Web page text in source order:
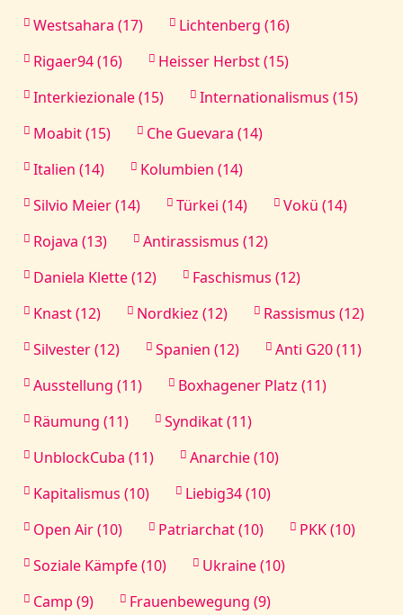
Westsahara (17)
Lichtenberg (16)
Rigaer94 (16)
Heisser Herbst (15)
Interkiezionale (15)
Internationalismus (15)
Moabit (15)
Che Guevara (14)
Italien (14)
Kolumbien (14)
Silvio Meier (14)
Türkei (14)
Vokü (14)
Rojava (13)
Antirassismus (12)
Daniela Klette (12)
Faschismus (12)
Knast (12)
Nordkiez (12)
Rassismus (12)
Silvester (12)
Spanien (12)
Anti G20 (11)
Ausstellung (11)
Boxhagener Platz (11)
Räumung (11)
Syndikat (11)
UnblockCuba (11)
Anarchie (10)
Kapitalismus (10)
Liebig34 (10)
Open Air (10)
Patriarchat (10)
PKK (10)
Soziale Kämpfe (10)
Ukraine (10)
Camp (9)
Frauenbewegung (9)